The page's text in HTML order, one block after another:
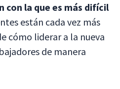
con la que es más difícil
están cada vez más
cómo liderar a la nueva
de manera